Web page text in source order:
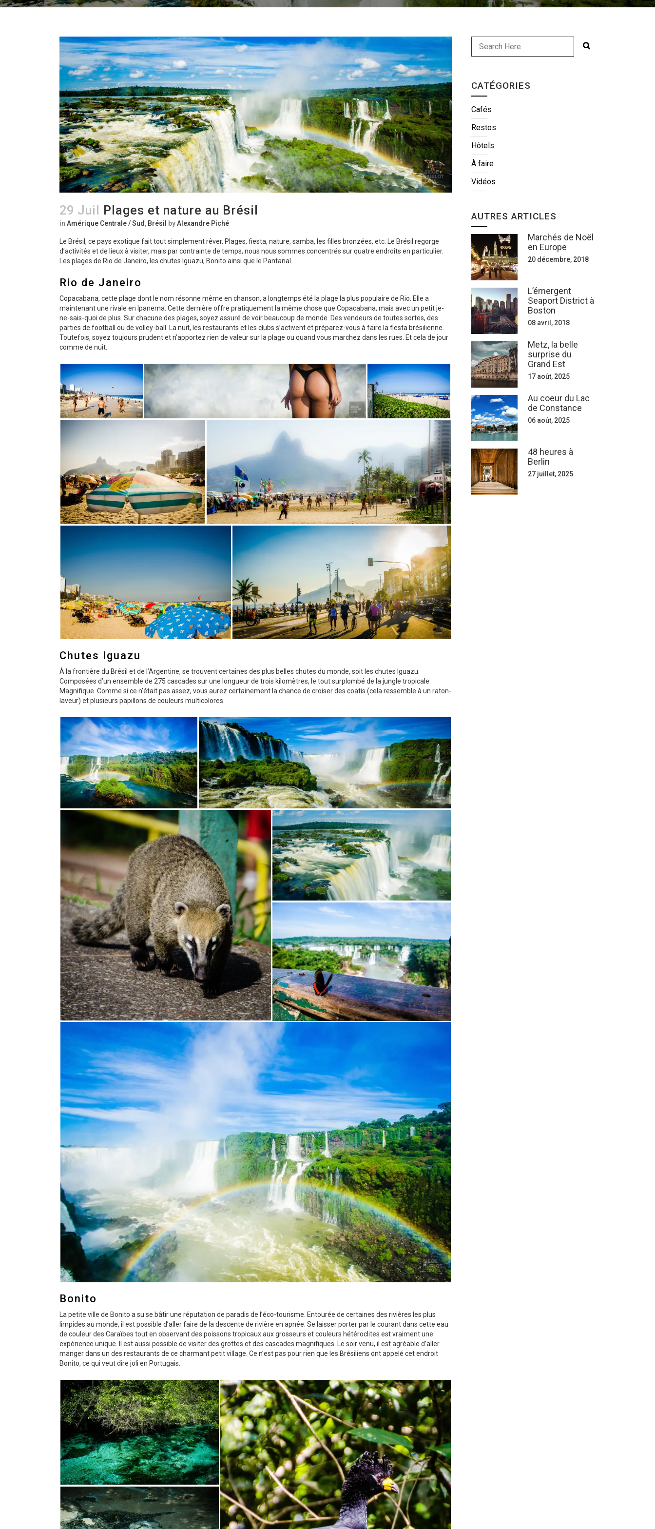
29 Juil Plages et nature au Brésil
in Amérique Centrale / Sud , Brésil byAlexandre Piché
Le Brésil, ce pays exotique fait tout simplement rêver. Plages, fiesta, nature, samba, les filles bronzées, etc. Le Brésil regorge
d’activités et de lieux à visiter, mais par contrainte de temps, nous nous sommes concentrés sur quatre endroits en particulier.
Les plages de Rio de Janeiro, les chutes Iguazu, Bonito ainsi que le Pantanal.
Rio de Janeiro
Copacabana, cette plage dont le nom résonne même en chanson, a longtemps été la plage la plus populaire de Rio. Elle a
maintenant une rivale en Ipanema. Cette dernière offre pratiquement la même chose que Copacabana, mais avec un petit je-
ne-sais-quoi de plus. Sur chacune des plages, soyez assuré de voir beaucoup de monde. Des vendeurs de toutes sortes, des
parties de football ou de volley-ball. La nuit, les restaurants et les clubs s’activent et préparez-vous à faire la fiesta brésilienne.
Toutefois, soyez toujours prudent et n’apportez rien de valeur sur la plage ou quand vous marchez dans les rues. Et cela de jour
comme de nuit.
Chutes Iguazu
À la frontière du Brésil et de l’Argentine, se trouvent certaines des plus belles chutes du monde, soit les chutes Iguazu.
Composées d’un ensemble de 275 cascades sur une longueur de trois kilomètres, le tout surplombé de la jungle tropicale.
Magnifique. Comme si ce n’était pas assez, vous aurez certainement la chance de croiser des coatis (cela ressemble à un raton-
laveur) et plusieurs papillons de couleurs multicolores.
Bonito
La petite ville de Bonito a su se bâtir une réputation de paradis de l’éco-tourisme. Entourée de certaines des rivières les plus
limpides au monde, il est possible d’aller faire de la descente de rivière en apnée. Se laisser porter par le courant dans cette eau
de couleur des Caraïbes tout en observant des poissons tropicaux aux grosseurs et couleurs hétéroclites est vraiment une
expérience unique. Il est aussi possible de visiter des grottes et des cascades magnifiques. Le soir venu, il est agréable d’aller
manger dans un des restaurants de ce charmant petit village. Ce n’est pas pour rien que les Brésiliens ont appelé cet endroit
Bonito, ce qui veut dire joli en Portugais.
CATÉGORIES
Cafés
Restos
Hôtels
À faire
Vidéos
AUTRES ARTICLES
Marchés de Noël
en Europe
20 décembre, 2018
L’émergent
Seaport District à
Boston
08 avril, 2018
Metz, la belle
surprise du
Grand Est
17 août, 2025
Au coeur du Lac
de Constance
06 août, 2025
48 heures à
Berlin
27 juillet, 2025